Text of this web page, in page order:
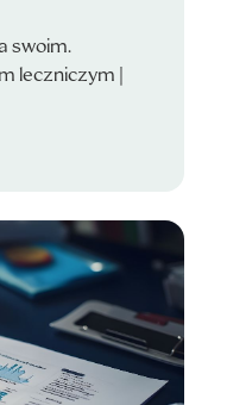
swoim.
leczniczym |